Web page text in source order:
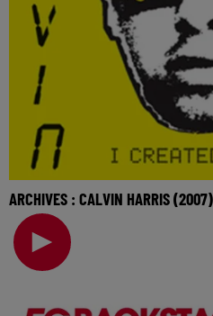
ARCHIVES : CALVIN HARRIS (2007)
Retrouvez Calvin Harris ce
datant de 2007 ! 🎧 Ecoutez